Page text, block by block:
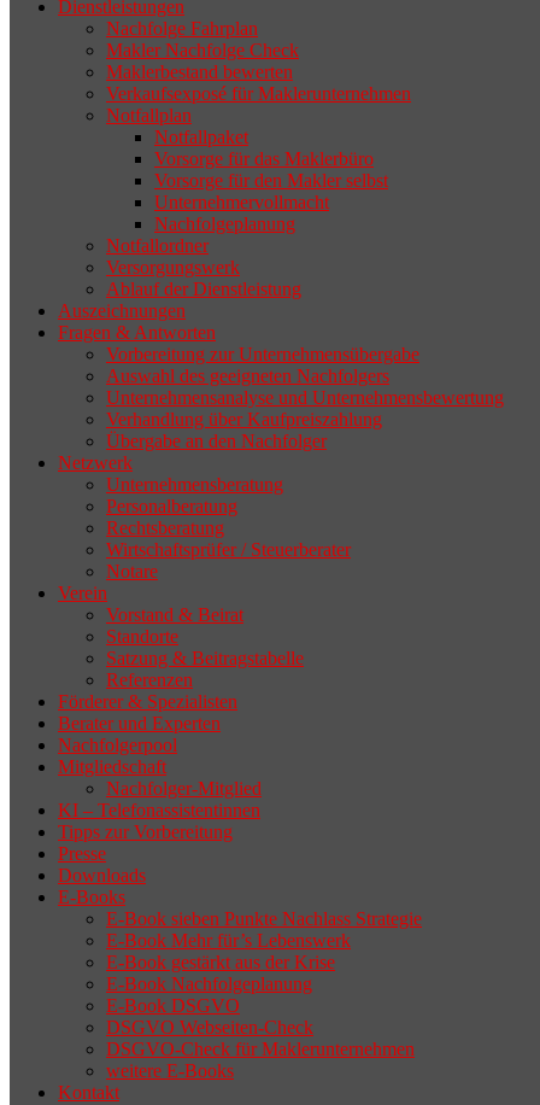
selten die Geschäftsaufgabe.
Dienstleistungen
Nachfolge Fahrplan
Makler Nachfolge Check
Maklerbestand bewerten
Verkaufsexposé für Maklerunternehmen
Notfallplan
Notfallpaket
Vorsorge für das Maklerbüro
Vorsorge für den Makler selbst
Unternehmervollmacht
Nachfolgeplanung
Notfallordner
Versorgungswerk
Ablauf der Dienstleistung
Auszeichnungen
Fragen & Antworten
Vorbereitung zur Unternehmensübergabe
Auswahl des geeigneten Nachfolgers
Unternehmensanalyse und Unternehmensbewertung
Verhandlung über Kaufpreiszahlung
Übergabe an den Nachfolger
Netzwerk
Unternehmensberatung
Personalberatung
Rechtsberatung
Wirtschaftsprüfer / Steuerberater
Notare
Verein
Vorstand & Beirat
Standorte
Satzung & Beitragstabelle
Referenzen
Förderer & Spezialisten
Berater und Experten
Nachfolgerpool
Mitgliedschaft
Nachfolger-Mitglied
KI – Telefonassistentinnen
Tipps zur Vorbereitung
Presse
Downloads
E-Books
E-Book sieben Punkte Nachlass Strategie
E-Book Mehr für’s Lebenswerk
E-Book gestärkt aus der Krise
E-Book Nachfolgeplanung
E-Book DSGVO
DSGVO Webseiten-Check
DSGVO-Check für Maklerunternehmen
weitere E-Books
Kontakt